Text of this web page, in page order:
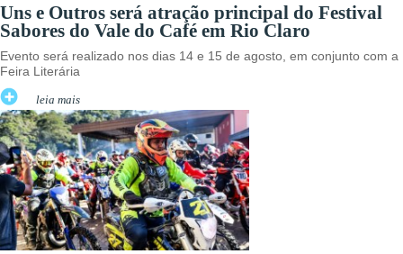
Uns e Outros será atração principal do Festival
Sabores do Vale do Café em Rio Claro
Evento será realizado nos dias 14 e 15 de agosto, em conjunto com a
Feira Literária
leia mais